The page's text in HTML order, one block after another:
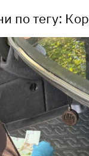
по тегу: